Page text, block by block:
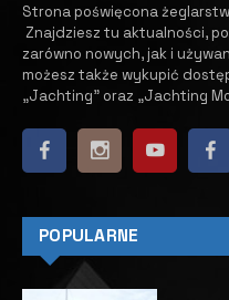
Strona poświęcona
Znajdziesz tu aktualności,
zarówno nowych, jak i
możesz także wykupić
„Jachting” oraz „Jachting
POPULARNE